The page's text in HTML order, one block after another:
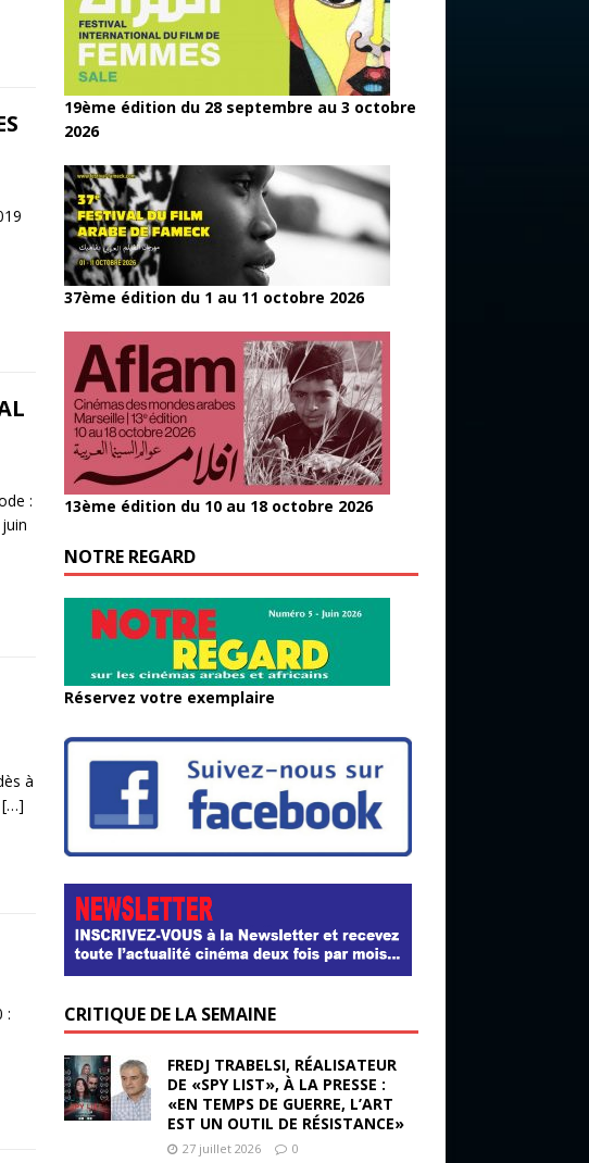
:
à
[…]
:
19ème édition du 28 septembre au 3 octobre
2026
37ème édition du 1 au 11 octobre 2026
13ème édition du 10 au 18 octobre 2026
NOTRE REGARD
Réservez votre exemplaire
CRITIQUE DE LA SEMAINE
FREDJ TRABELSI, RÉALISATEUR
DE «SPY LIST», À LA PRESSE :
«EN TEMPS DE GUERRE, L’ART
EST UN OUTIL DE RÉSISTANCE»
27 juillet 2026 0